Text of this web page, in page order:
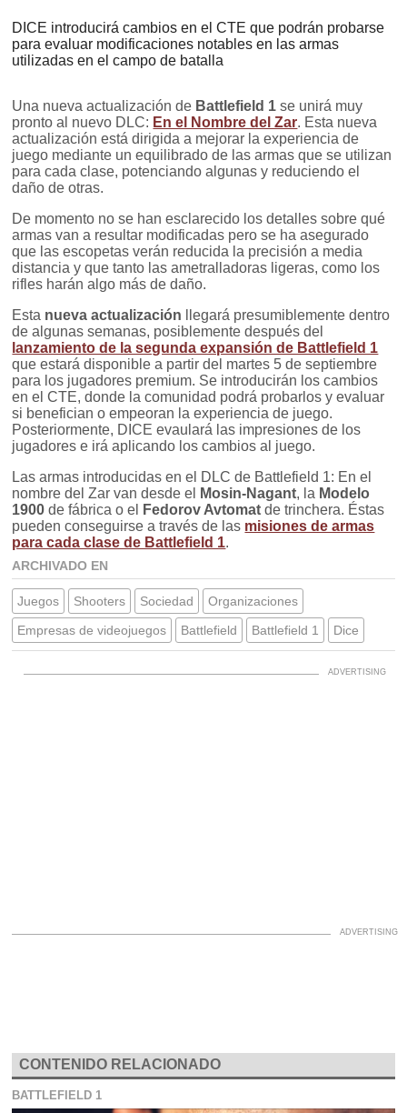
DICE introducirá cambios en el CTE que podrán probarse
para evaluar modificaciones notables en las armas
utilizadas en el campo de batalla
Una nueva actualización de Battlefield 1 se unirá muy
pronto al nuevo DLC: En el Nombre del Zar. Esta nueva
actualización está dirigida a mejorar la experiencia de
juego mediante un equilibrado de las armas que se utilizan
para cada clase, potenciando algunas y reduciendo el
daño de otras.
De momento no se han esclarecido los detalles sobre qué
armas van a resultar modificadas pero se ha asegurado
que las escopetas verán reducida la precisión a media
distancia y que tanto las ametralladoras ligeras, como los
rifles harán algo más de daño.
Esta nueva actualización llegará presumiblemente dentro
de algunas semanas, posiblemente después del
lanzamiento de la segunda expansión de Battlefield 1
que estará disponible a partir del martes 5 de septiembre
para los jugadores premium. Se introducirán los cambios
en el CTE, donde la comunidad podrá probarlos y evaluar
si benefician o empeoran la experiencia de juego.
Posteriormente, DICE evaulará las impresiones de los
jugadores e irá aplicando los cambios al juego.
Las armas introducidas en el DLC de Battlefield 1: En el
nombre del Zar van desde el
Mosin-Nagant, la Modelo
1900 de fábrica o el Fedorov Avtomat de trinchera. Éstas
pueden conseguirse a través de las misiones de armas
para cada clase de Battlefield 1.
ARCHIVADO EN
Juegos Shooters Sociedad
Organizaciones
Empresas de videojuegos
Battlefield Battlefield 1 Dice
CONTENIDO RELACIONADO
BATTLEFIELD 1